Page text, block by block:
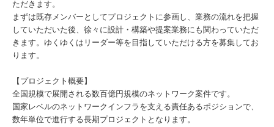
ただきます。
まずは既存メンバーとしてプロジェクトに参画し、業務の流れを把握
していただいた後、徐々に設計・構築や提案業務にも関わっていただ
きます。ゆくゆくはリーダー等を目指していただける方を募集してお
ります。
【プロジェクト概要】
全国規模で展開される数百億円規模のネットワーク案件です。
国家レベルのネットワークインフラを支える責任あるポジションで、
数年単位で進行する長期プロジェクトとなります。